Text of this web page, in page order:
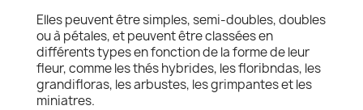
Elles peuvent être simples, semi-doubles, doubles
ou à pétales, et peuvent être classées en
différents types en fonction de la forme de leur
fleur, comme les thés hybrides, les floribndas, les
grandifloras, les arbustes, les grimpantes et les
miniatres.